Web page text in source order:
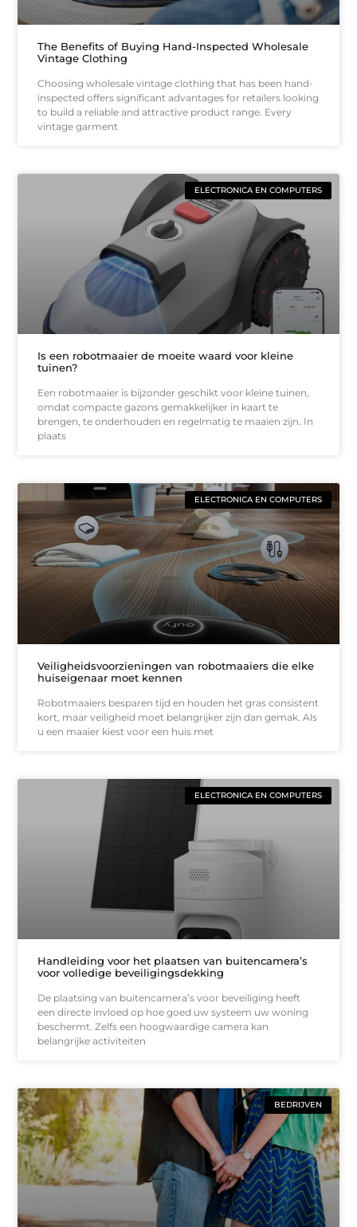
The Benefits of Buying Hand-Inspected Wholesale
Vintage Clothing
Choosing wholesale vintage clothing that has been hand-
inspected offers significant advantages for retailers looking
to build a reliable and attractive product range. Every
vintage garment
ELECTRONICA EN COMPUTERS
Is een robotmaaier de moeite waard voor kleine
tuinen?
Een robotmaaier is bijzonder geschikt voor kleine tuinen,
omdat compacte gazons gemakkelijker in kaart te
brengen, te onderhouden en regelmatig te maaien zijn. In
plaats
ELECTRONICA EN COMPUTERS
Veiligheidsvoorzieningen van robotmaaiers die elke
huiseigenaar moet kennen
Robotmaaiers besparen tijd en houden het gras consistent
kort, maar veiligheid moet belangrijker zijn dan gemak. Als
u een maaier kiest voor een huis met
ELECTRONICA EN COMPUTERS
Handleiding voor het plaatsen van buitencamera’s
voor volledige beveiligingsdekking
De plaatsing van buitencamera’s voor beveiliging heeft
een directe invloed op hoe goed uw systeem uw woning
beschermt. Zelfs een hoogwaardige camera kan
belangrijke activiteiten
BEDRIJVEN